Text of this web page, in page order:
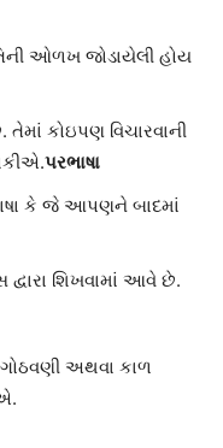
ઓળખ જોડાયેલી હોય
તેમાં કોઇપણ વિચારવાની
પરભાષા
કે જે આપણને બાદમાં
શિખવામાં આવે છે.
ગોઠવણી અથવા કાળ